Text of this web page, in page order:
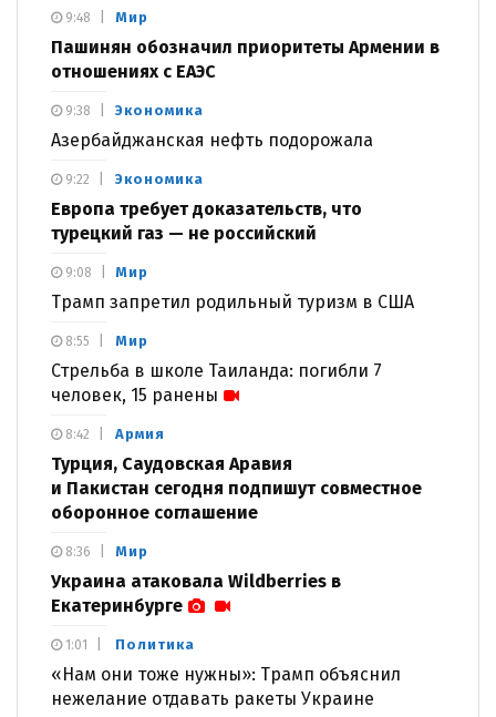
Мир
Пашинян обозначил приоритеты Армении в
отношениях с ЕАЭС
9:48
Экономика
Азербайджанская нефть подорожала
9:38
Экономика
Европа требует доказательств, что
турецкий газ — не российский
9:22
Мир
Трамп запретил родильный туризм в США
9:08
Мир
Стрельба в школе Таиланда: погибли 7
человек, 15 ранены
8:55
Армия
Турция, Саудовская Аравия
и Пакистан сегодня подпишут совместное
оборонное соглашение
8:42
Мир
Украина атаковала Wildberries в
Екатеринбурге
8:36
Политика
«Нам они тоже нужны»: Трамп объяснил
нежелание отдавать ракеты Украине
1:01